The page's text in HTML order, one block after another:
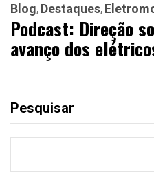
Blog Destaques
Podcast: Direção
avanço dos
Pesquisar